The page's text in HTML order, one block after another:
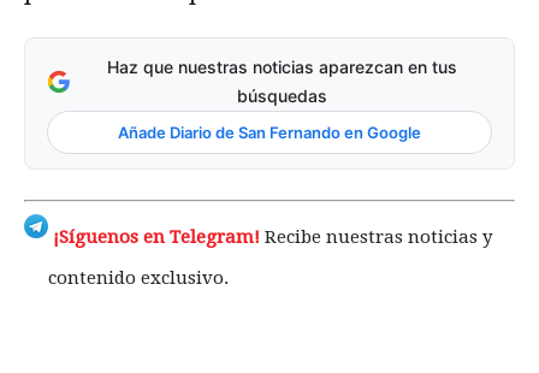
Haz que nuestras noticias aparezcan en tus
búsquedas
Añade Diario de San Fernando en Google
¡Síguenos en Telegram! Recibe nuestras noticias y
contenido exclusivo.